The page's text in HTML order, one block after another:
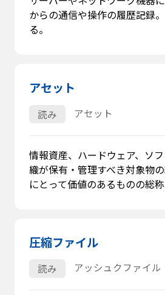
からの通信や操作の履歴記録
る。
アセット
読み アセット
情報資産、ハードウェア、ソ
織が保有・管理すべき対象物
にとって価値のあるものの総称
圧縮ファイル
読み アッシュクファイル